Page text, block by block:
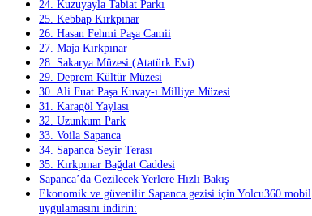
24. Kuzuyayla Tabiat Parkı
25. Kebbap Kırkpınar
26. Hasan Fehmi Paşa Camii
27. Maja Kırkpınar
28. Sakarya Müzesi (Atatürk Evi)
29. Deprem Kültür Müzesi
30. Ali Fuat Paşa Kuvay-ı Milliye Müzesi
31. Karagöl Yaylası
32. Uzunkum Park
33. Voila Sapanca
34. Sapanca Seyir Terası
35. Kırkpınar Bağdat Caddesi
Sapanca’da Gezilecek Yerlere Hızlı Bakış
Ekonomik ve güvenilir Sapanca gezisi için Yolcu360 mobil
uygulamasını indirin: